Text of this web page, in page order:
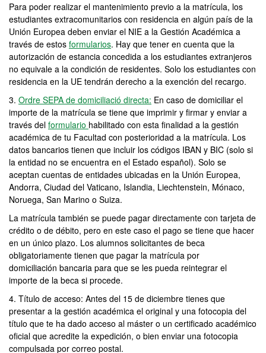
Para poder realizar el mantenimiento previo a la matrícula, los
estudiantes extracomunitarios con residencia en algún país de la
Unión Europea deben enviar el NIE a la Gestión Académica a
través de estos formularios. Hay que tener en cuenta que la
autorización de estancia concedida a los estudiantes extranjeros
no equivale a la condición de residentes. Solo los estudiantes con
residencia en la UE tendrán derecho a la exención del recargo.
3. Ordre SEPA de domiciliació directa: En caso de domiciliar el
importe de la matrícula se tiene que imprimir y firmar y enviar a
través del formulario habilitado con esta finalidad a la gestión
académica de tu Facultad con posterioridad a la matrícula. Los
datos bancarios tienen que incluir los códigos IBAN y BIC (solo si
la entidad no se encuentra en el Estado español). Solo se
aceptan cuentas de entidades ubicadas en la Unión Europea,
Andorra, Ciudad del Vaticano, Islandia, Liechtenstein, Mónaco,
Noruega, San Marino o Suiza.
La matrícula también se puede pagar directamente con tarjeta de
crédito o de débito, pero en este caso el pago se tiene que hacer
en un único plazo. Los alumnos solicitantes de beca
obligatoriamente tienen que pagar la matrícula por
domiciliación bancaria para que se les pueda reintegrar el
importe de la beca si procede.
4. Título de acceso: Antes del 15 de diciembre tienes que
presentar a la gestión académica el original y una fotocopia del
título que te ha dado acceso al máster o un certificado académico
oficial que acredite la expedición, o bien enviar una fotocopia
compulsada por correo postal.